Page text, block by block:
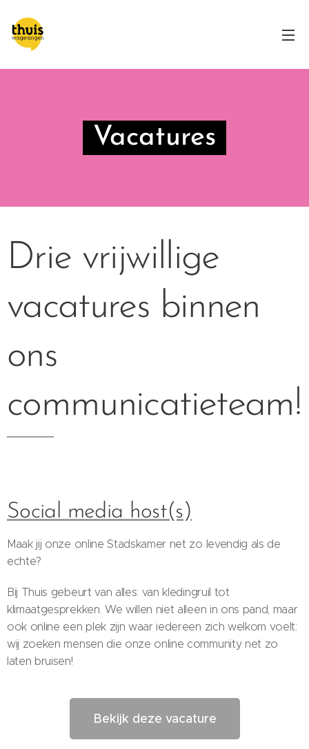
Vacatures
Drie vrijwillige
vacatures binnen
ons
communicatieteam!
Social media host(s)
Maak jij onze online Stadskamer net zo levendig als de
echte?
Bij Thuis gebeurt van alles: van kledingruil tot
klimaatgesprekken. We willen niet alleen in ons pand, maar
ook online een plek zijn waar iedereen zich welkom voelt:
wij zoeken mensen die onze online community net zo
laten bruisen!
Bekijk deze vacature